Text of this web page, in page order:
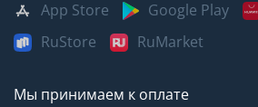
App Store
Google Play
RuStore
RuMarket
Мы принимаем к оплате